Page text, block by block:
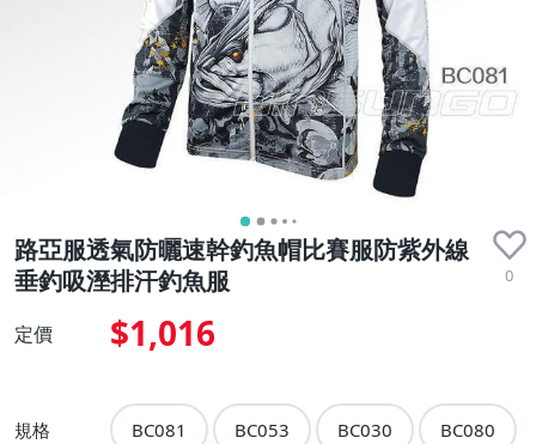
路亞服透氣防曬速幹釣魚帽比賽服防紫外線
垂釣吸溼排汗釣魚服
0
定價 $1,016
規格 BC081 BC053 BC030 BC080